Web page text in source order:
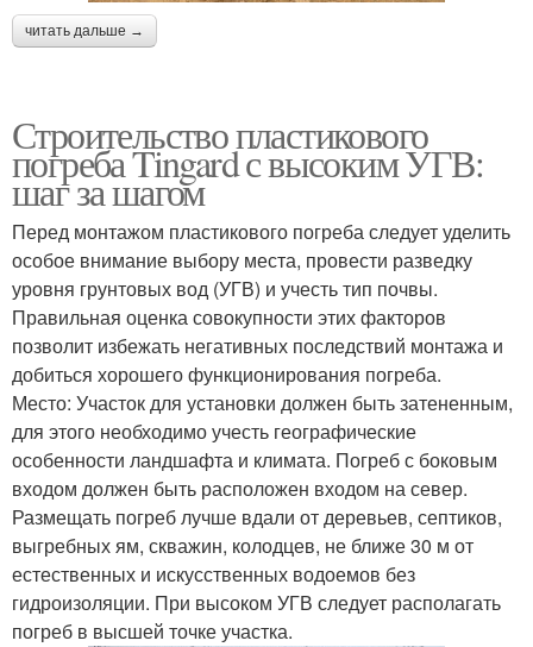
читать дальше →
Строительство пластикового
погреба Tingard с высоким УГВ:
шаг за шагом
Перед монтажом пластикового погреба следует уделить
особое внимание выбору места, провести разведку
уровня грунтовых вод (УГВ) и учесть тип почвы.
Правильная оценка совокупности этих факторов
позволит избежать негативных последствий монтажа и
добиться хорошего функционирования погреба.
Место: Участок для установки должен быть затененным,
для этого необходимо учесть географические
особенности ландшафта и климата. Погреб с боковым
входом должен быть расположен входом на север.
Размещать погреб лучше вдали от деревьев, септиков,
выгребных ям, скважин, колодцев, не ближе 30 м от
естественных и искусственных водоемов без
гидроизоляции. При высоком УГВ следует располагать
погреб в высшей точке участка.